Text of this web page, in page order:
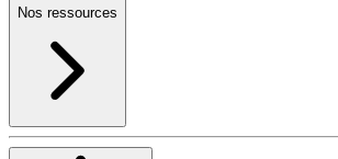
Nos ressources